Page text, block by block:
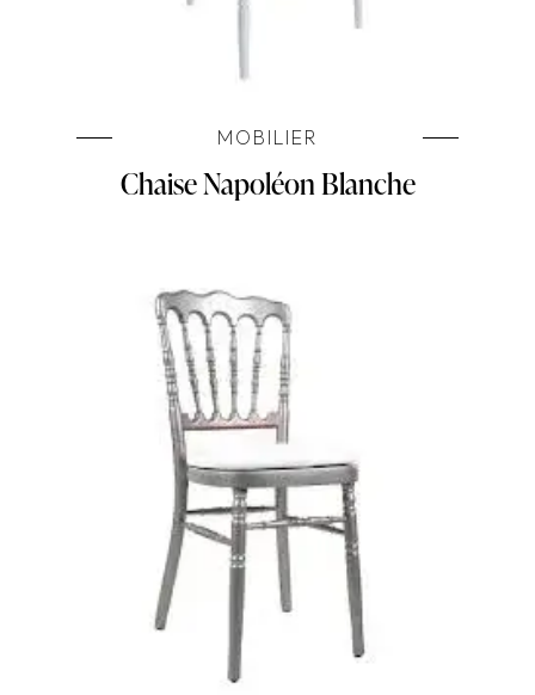
MOBILIER
Chaise Napoléon Blanche